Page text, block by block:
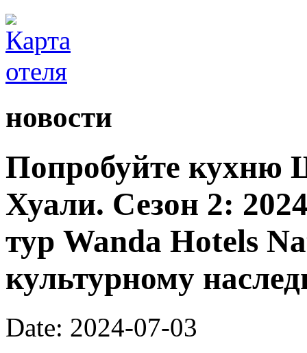
новости
Попробуйте кухню
Хуали. Сезон 2:
тур Wanda Hotels
культурному
Date: 2024-07-03